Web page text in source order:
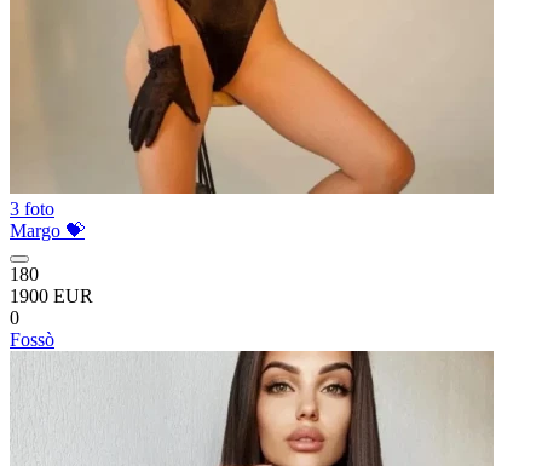
3 foto
Margo 💝
180
1900 EUR
0
Fossò